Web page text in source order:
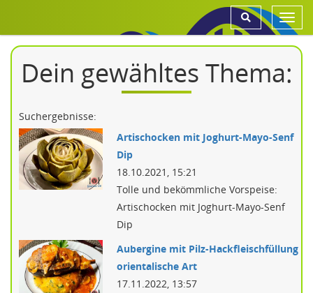
Dein gewähltes Thema:
Suchergebnisse:
Artischocken mit Joghurt-Mayo-Senf
Dip
18.10.2021, 15:21
Tolle und bekömmliche Vorspeise:
Artischocken mit Joghurt-Mayo-Senf
Dip
Aubergine mit Pilz-Hackfleischfüllung
orientalische Art
17.11.2022, 13:57